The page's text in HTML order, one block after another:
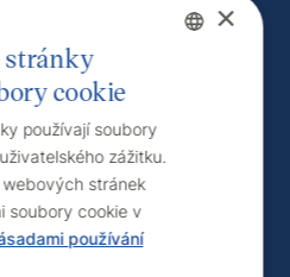
×
stránky
cookie
používají soubory
zážitku.
stránek
soubory cookie v
používání